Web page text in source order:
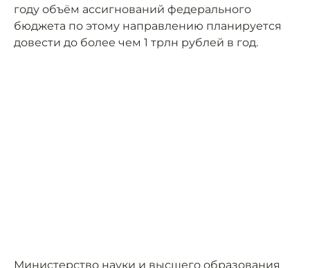
году объём ассигнований федерального
бюджета по этому направлению планируется
довести до более чем 1 трлн рублей в год.
Министерство науки и высшего образования